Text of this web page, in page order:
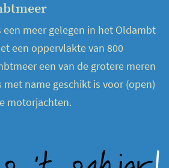
meer gelegen in het Oldambt
een oppervlakte van 800
een van de grotere meren
met name geschikt is voor (open)
motorjachten.